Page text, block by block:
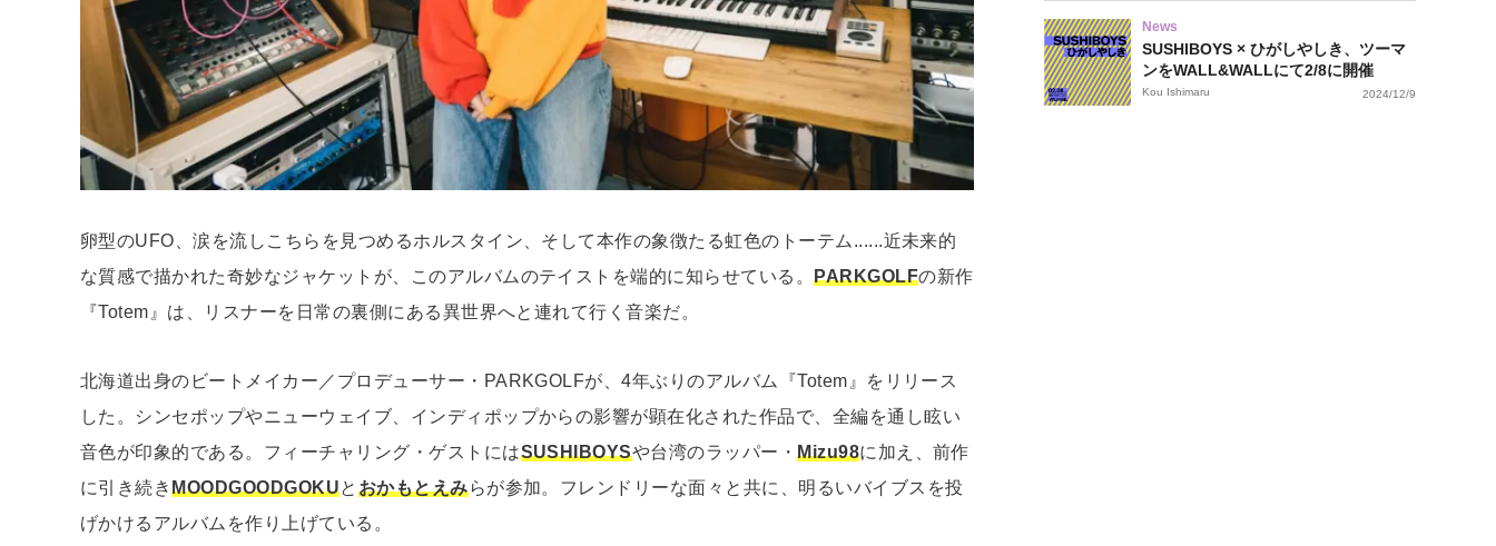
卵型のUFO、涙を流しこちらを見つめるホルスタイン、そして本作の象徴たる虹色のトーテム......近未来的
な質感で描かれた奇妙なジャケットが、このアルバムのテイストを端的に知らせている。PARKGOLFの新作
『Totem』は、リスナーを日常の裏側にある異世界へと連れて行く音楽だ。
北海道出身のビートメイカー／プロデューサー・PARKGOLFが、4年ぶりのアルバム『Totem』をリリース
した。シンセポップやニューウェイブ、インディポップからの影響が顕在化された作品で、全編を通し眩い
音色が印象的である。フィーチャリング・ゲストにはSUSHIBOYSや台湾のラッパー・Mizu98に加え、前作
に引き続きMOODGOODGOKUと おかもとえみらが参加。フレンドリーな面々と共に、明るいバイブスを投
げかけるアルバムを作り上げている。
News
SUSHIBOYS × ひがしやしき、ツーマ
ンをWALL&WALLにて2/8に開催
Kou Ishimaru 2024/12/9